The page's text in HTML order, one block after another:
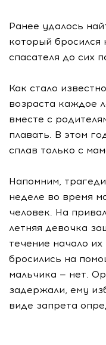
Ранее удалось
который
спасателя до сих
Как стало
возраста каждое
вместе с
плавать. В этом
сплав только с
Напомним,
неделе во время
человек. На
летняя девочка
течение начало
бросились на
мальчика — нет.
задержали, ему
виде запрета